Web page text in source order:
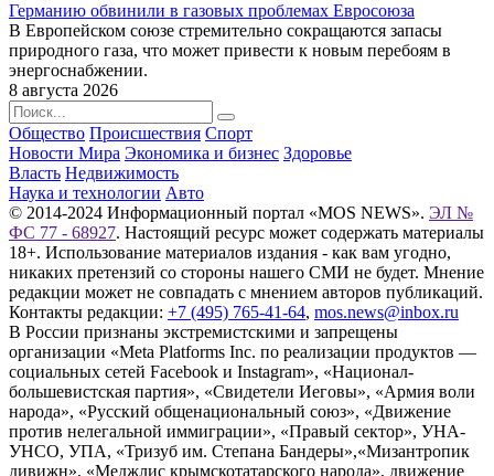
Германию обвинили в газовых проблемах Евросоюза
В Европейском союзе стремительно сокращаются запасы
природного газа, что может привести к новым перебоям в
энергоснабжении.
8 августа 2026
Общество Происшествия Спорт
Новости Мира Экономика и бизнес Здоровье
Власть Недвижимость
Наука и технологии Авто
© 2014-2024 Информационный портал «MOS NEWS». ЭЛ №
ФС 77 - 68927. Настоящий ресурс может содержать материалы
18+. Использование материалов издания - как вам угодно,
никаких претензий со стороны нашего СМИ не будет. Мнение
редакции может не совпадать с мнением авторов публикаций.
Контакты редакции: +7 (495) 765-41-64, mos.news@inbox.ru
В России признаны экстремистскими и запрещены
организации «Meta Platforms Inc. по реализации продуктов —
социальных сетей Facebook и Instagram», «Национал-
большевистская партия», «Свидетели Иеговы», «Армия воли
народа», «Русский общенациональный союз», «Движение
против нелегальной иммиграции», «Правый сектор», УНА-
УНСО, УПА, «Тризуб им. Степана Бандеры»,«Мизантропик
дивижн», «Меджлис крымскотатарского народа», движение